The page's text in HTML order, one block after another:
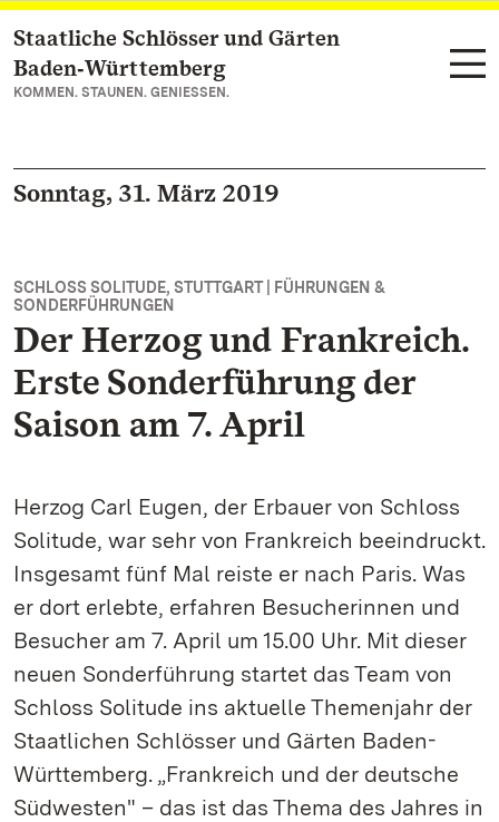
Zum Hauptinhalt springen
Staatliche Schlösser und Gärten
Baden‑Württemberg
KOMMEN. STAUNEN. GENIESSEN.
Sonntag, 31. März 2019
SCHLOSS SOLITUDE, STUTTGART | FÜHRUNGEN &
SONDERFÜHRUNGEN
Der Herzog und Frankreich.
Erste Sonderführung der
Saison am 7. April
Herzog Carl Eugen, der Erbauer von Schloss
Solitude, war sehr von Frankreich beeindruckt.
Insgesamt fünf Mal reiste er nach Paris. Was
er dort erlebte, erfahren Besucherinnen und
Besucher am 7. April um 15.00 Uhr. Mit dieser
neuen Sonderführung startet das Team von
Schloss Solitude ins aktuelle Themenjahr der
Staatlichen Schlösser und Gärten Baden-
Württemberg. „Frankreich und der deutsche
Südwesten" – das ist das Thema des Jahres in